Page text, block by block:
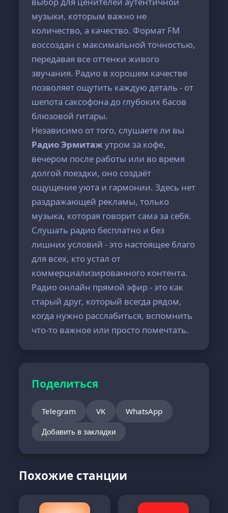
музыки, которым важно не
количество, а качество. Формат FM
воссоздан с максимальной точностью,
передавая все оттенки живого
звучания. Радио в хорошем качестве
позволяет ощутить каждую деталь - от
шепота саксофона до глубоких басов
блюзовой гитары.
Независимо от того, слушаете ли вы
Радио Эрмитажутром за кофе,
вечером после работы или во время
долгой поездки, оно создаёт
ощущение уюта и гармонии. Здесь нет
раздражающей рекламы, только
музыка, которая говорит сама за себя.
Слушать радио бесплатно и без
лишних условий - это настоящее благо
для всех, кто устал от
коммерциализированного контента.
Радио онлайн прямой эфир - это как
старый друг, который всегда рядом,
когда нужно расслабиться, вспомнить
что-то важное или просто помечтать.
Поделиться
Telegram VK WhatsApp
Добавить в закладки
Похожие станции